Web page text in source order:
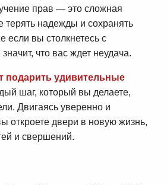
прав — это сложная
терять надежды и сохранять
если вы столкнетесь с
что вас ждет неудача.
подарить удивительные
шаг, который вы делаете,
Двигаясь уверенно и
откроете двери в новую жизнь,
и свершений.